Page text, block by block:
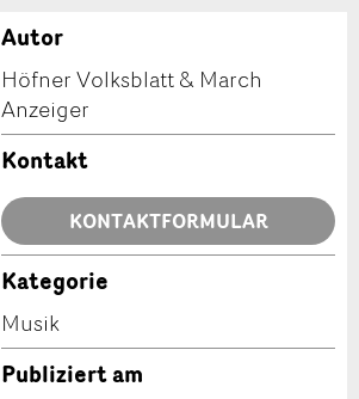
Autor
Höfner Volksblatt & March
Anzeiger
Kontakt
KONTAKTFORMULAR
Kategorie
Musik
Publiziert am